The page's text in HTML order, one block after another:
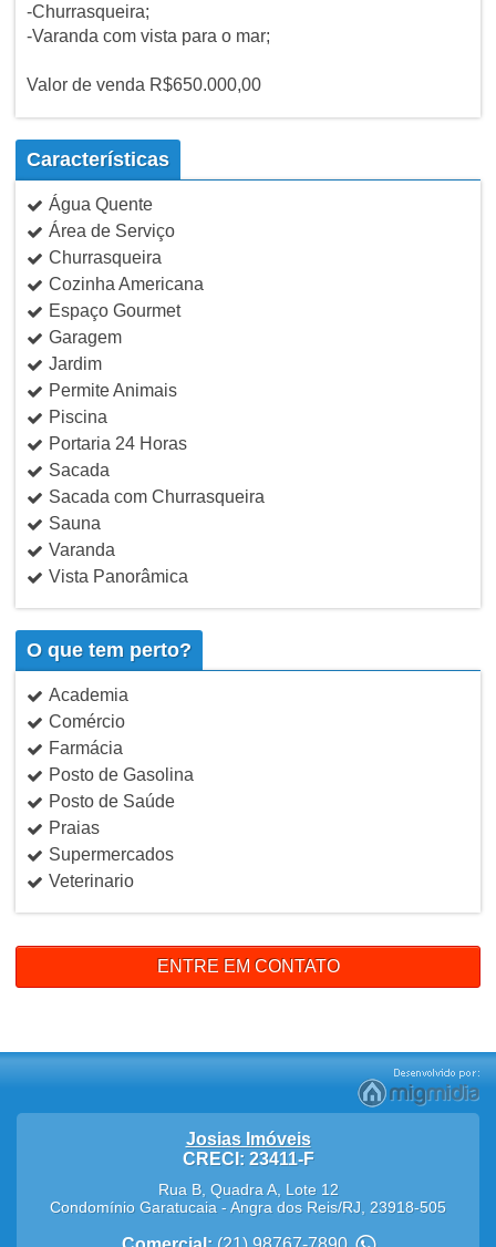
-Churrasqueira;
-Varanda com vista para o mar;
Valor de venda R$650.000,00
Características
Água Quente
Área de Serviço
Churrasqueira
Cozinha Americana
Espaço Gourmet
Garagem
Jardim
Permite Animais
Piscina
Portaria 24 Horas
Sacada
Sacada com Churrasqueira
Sauna
Varanda
Vista Panorâmica
O que tem perto?
Academia
Comércio
Farmácia
Posto de Gasolina
Posto de Saúde
Praias
Supermercados
Veterinario
ENTRE EM CONTATO
Josias Imóveis
CRECI: 23411-F
Rua B, Quadra A, Lote 12
Condomínio Garatucaia -Angra dos Reis/RJ 23918-505